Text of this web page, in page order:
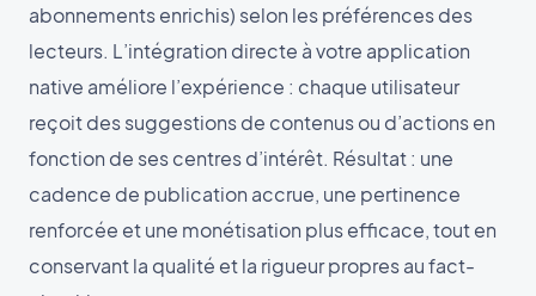
abonnements enrichis) selon les préférences des
lecteurs. L’intégration directe à votre application
native améliore l’expérience : chaque utilisateur
reçoit des suggestions de contenus ou d’actions en
fonction de ses centres d’intérêt. Résultat : une
cadence de publication accrue, une pertinence
renforcée et une monétisation plus efficace, tout en
conservant la qualité et la rigueur propres au fact-